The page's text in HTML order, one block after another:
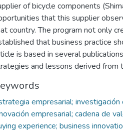
of bicycle components
that this supplier
country. The program not only
that business practice
is based in several
and lessons derived from
empresarial;
empresarial; cadena de
experience; business